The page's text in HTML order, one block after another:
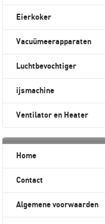
Eierkoker
Vacuümeerapparaten
Luchtbevochtiger
ijsmachine
Ventilator en Heater
Home
Contact
Algemene voorwaarden